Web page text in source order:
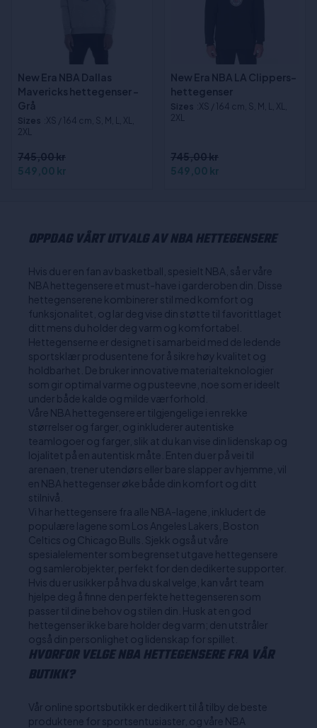
New Era NBA Dallas
Mavericks hettegenser -
Grå
Sizes :XS / 164 cm, S, M, L, XL,
2XL
745,00 kr
549,00 kr
New Era NBA LA Clippers-
hettegenser
Sizes :XS / 164 cm, S, M, L, XL,
2XL
745,00 kr
549,00 kr
OPPDAG VÅRT UTVALG AV NBA HETTEGENSERE
Hvis du er en fan av basketball, spesielt NBA, så er våre
NBA hettegensere et must-have i garderoben din. Disse
hettegenserene kombinerer stil med komfort og
funksjonalitet, og lar deg vise din støtte til favorittlaget
ditt mens du holder deg varm og komfortabel.
Hettegenserne er designet i samarbeid med de ledende
sportsklær produsentene for å sikre høy kvalitet og
holdbarhet. De bruker innovative materialteknologier
som gir optimal varme og pusteevne, noe som er ideelt
under både kalde og milde værforhold.
Våre NBA hettegensere er tilgjengelige i en rekke
størrelser og farger, og inkluderer autentiske
teamlogoer og farger, slik at du kan vise din lidenskap og
lojalitet på en autentisk måte. Enten du er på vei til
arenaen, trener utendørs eller bare slapper av hjemme, vil
en NBA hettegenser øke både din komfort og ditt
stilnivå.
Vi har hettegensere fra alle NBA-lagene, inkludert de
populære lagene som Los Angeles Lakers, Boston
Celtics og Chicago Bulls. Sjekk også ut våre
spesialelementer som begrenset utgave hettegensere
og samlerobjekter, perfekt for den dedikerte supporter.
Hvis du er usikker på hva du skal velge, kan vårt team
hjelpe deg å finne den perfekte hettegenseren som
passer til dine behov og stilen din. Husk at en god
hettegenser ikke bare holder deg varm; den utstråler
også din personlighet og lidenskap for spillet.
HVORFOR VELGE NBA HETTEGENSERE FRA VÅR
BUTIKK?
Vår online sportsbutikk er dedikert til å tilby de beste
produktene for sportsentusiaster, og våre NBA